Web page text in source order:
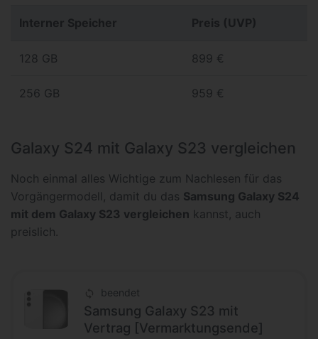
Interner Speicher Preis (UVP)
128 GB 899 €
256 GB 959 €
Galaxy S24 mit Galaxy S23 vergleichen
Noch einmal alles Wichtige zum Nachlesen für das
Vorgängermodell, damit du das Samsung Galaxy S24
mit dem Galaxy S23 vergleichen kannst, auch
preislich.
beendet
Samsung Galaxy S23 mit
Vertrag [Vermarktungsende]